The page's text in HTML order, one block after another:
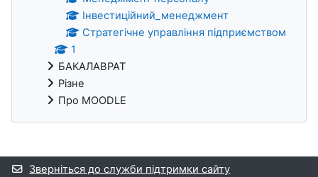
Інвестиційний_менеджмент
Стратегічне управління підприємством
1
БАКАЛАВРАТ
Різне
Про MOODLE
Додаткові блоки
Зверніться до служби підтримки сайту